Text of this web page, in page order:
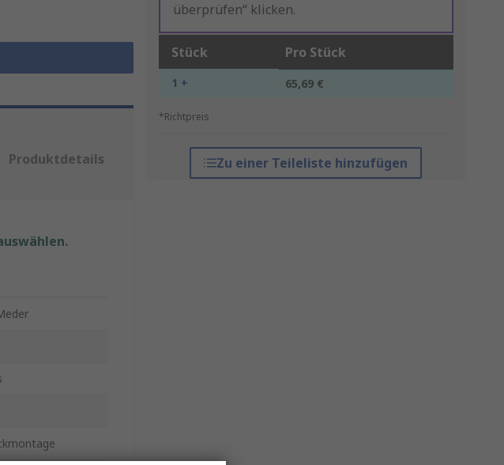
überprüfen“ klicken.
Stück Pro Stück
1 + 65,69 €
*Richtpreis
Zu einer Teileliste hinzufügen
Produktdetails